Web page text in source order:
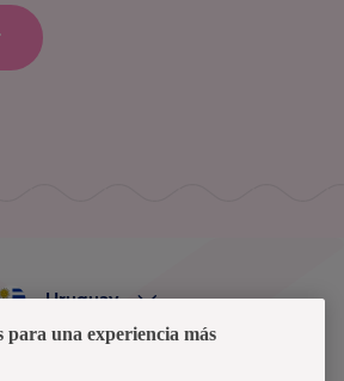
privacidad de datos
Uruguay
para una experiencia más